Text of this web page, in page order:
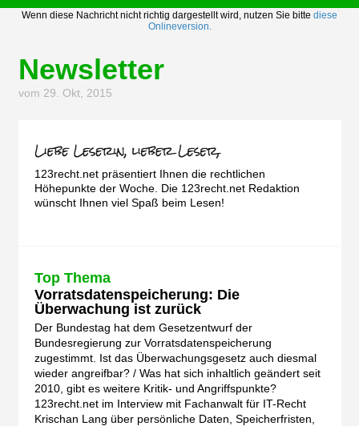
Wenn diese Nachricht nicht richtig dargestellt wird, nutzen Sie bitte diese
Onlineversion.
Newsletter
vom 29. Okt, 2015
123recht.net präsentiert Ihnen die rechtlichen
Höhepunkte der Woche. Die 123recht.net Redaktion
wünscht Ihnen viel Spaß beim Lesen!
Top Thema
Vorratsdatenspeicherung: Die
Überwachung ist zurück
Der Bundestag hat dem Gesetzentwurf der
Bundesregierung zur Vorratsdatenspeicherung
zugestimmt. Ist das Überwachungsgesetz auch diesmal
wieder angreifbar? / Was hat sich inhaltlich geändert seit
2010, gibt es weitere Kritik- und Angriffspunkte?
123recht.net im Interview mit Fachanwalt für IT-Recht
Krischan Lang über persönliche Daten, Speicherfristen,